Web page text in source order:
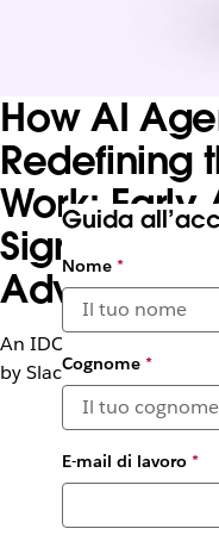
How AI
Redefining
Work: Early
Significant
An IDC white paper
by Slack
Guida
Nome*
Cognome*
E-mail di lavoro*